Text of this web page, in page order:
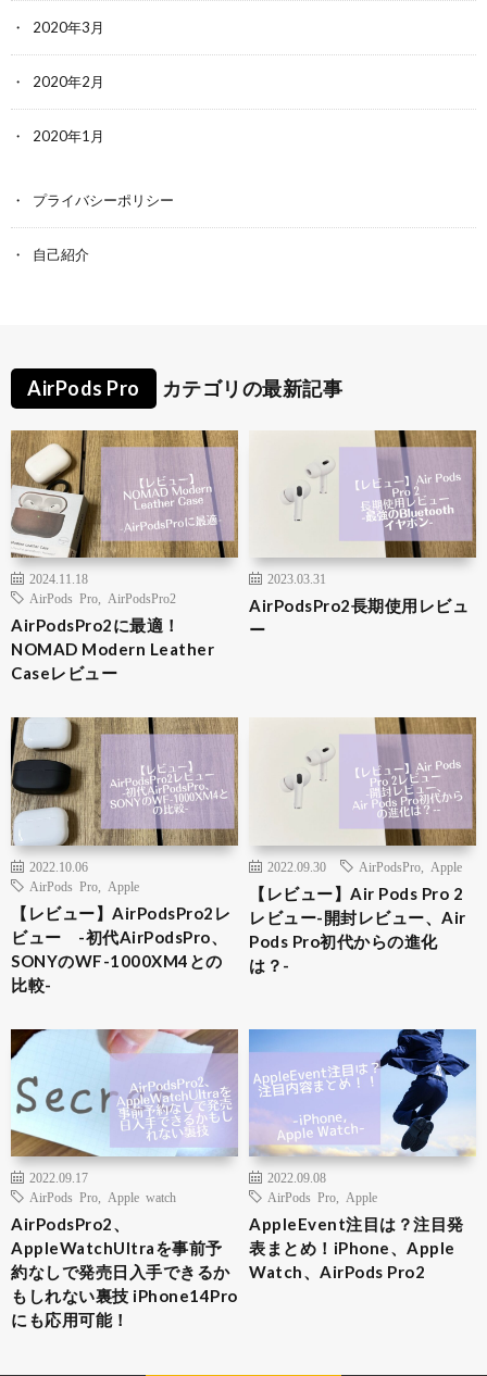
2020年3月
2020年2月
2020年1月
プライバシーポリシー
自己紹介
AirPods Pro カテゴリの最新記事
2024.11.18
AirPods Pro
AirPodsPro2
AirPodsPro2に最適！
NOMAD Modern Leather
Caseレビュー
2023.03.31
AirPodsPro2長期使用レビュ
ー
2022.10.06
AirPods Pro
Apple
【レビュー】AirPodsPro2レ
ビュー -初代AirPodsPro、
SONYのWF-1000XM4との
比較-
2022.09.30 AirPodsPro Apple
【レビュー】Air Pods Pro 2
レビュー-開封レビュー、Air
Pods Pro初代からの進化
は？-
2022.09.17
AirPods Pro
Apple watch
AirPodsPro2、
AppleWatchUltraを事前予
約なしで発売日入手できるか
もしれない裏技 iPhone14Pro
にも応用可能！
2022.09.08
AirPods Pro
Apple
AppleEvent注目は？注目発
表まとめ！iPhone、Apple
Watch、AirPods Pro2